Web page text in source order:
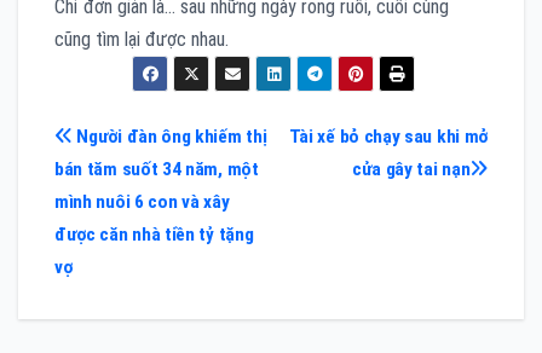
Chỉ đơn giản là… sau những ngày rong ruổi, cuối cùng
cũng tìm lại được nhau.
Điều
hướng
bài
viết
Tài xế bỏ chạy sau khi mở
cửa gây tai nạn
Người đàn ông khiếm thị
bán tăm suốt 34 năm, một
mình nuôi 6 con và xây
được căn nhà tiền tỷ tặng
vợ